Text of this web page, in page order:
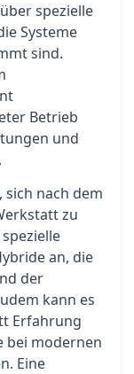
spezielle
Systeme
sind.
Betrieb
und
nach dem
zu
an, die
der
kann es
Erfahrung
bei modernen
Eine